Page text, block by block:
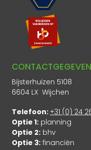
Bijsterhuizen 5108
6604 LX Wijchen
Telefoon: +31 (0) 24
Optie 1: planning
Optie 2: bhv
Optie 3: financiën